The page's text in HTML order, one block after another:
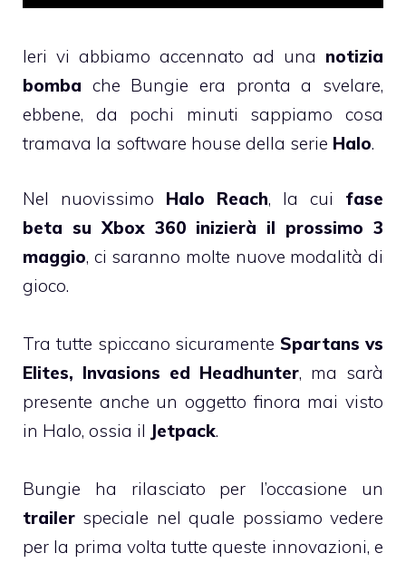
Ieri vi abbiamo accennato ad una notizia
bomba che Bungie era pronta a svelare,
ebbene, da pochi minuti sappiamo cosa
tramava la software house della serie Halo.
Nel nuovissimo Halo Reach, la cui fase
beta su Xbox 360 inizierà il prossimo 3
maggio, ci saranno molte nuove modalità di
gioco.
Tra tutte spiccano sicuramenteSpartans vs
Elites, Invasions ed Headhunter, ma sarà
presente anche un oggetto finora mai visto
in Halo, ossia il Jetpack.
Bungie ha rilasciato per l’occasione un
trailer speciale nel quale possiamo vedere
per la prima volta tutte queste innovazioni, e